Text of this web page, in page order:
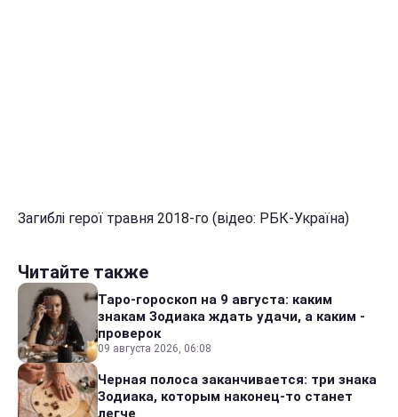
Загиблі герої травня 2018-го (відео: РБК-Україна)
Читайте также
Таро-гороскоп на 9 августа: каким
знакам Зодиака ждать удачи, а каким -
проверок
09 августа 2026, 06:08
Черная полоса заканчивается: три знака
Зодиака, которым наконец-то станет
легче